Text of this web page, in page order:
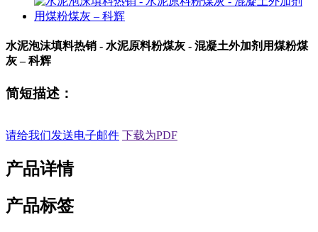
水泥泡沫填料热销 - 水泥原料粉煤灰 - 混凝土外加剂用煤粉煤
灰 – 科辉
简短描述：
请给我们发送电子邮件 下载为PDF
产品详情
产品标签